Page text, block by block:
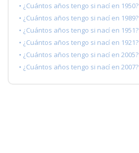
• ¿Cuántos años tengo si nací en 1950?
• ¿Cuántos años tengo si nací en 1989?
• ¿Cuántos años tengo si nací en 1951?
• ¿Cuántos años tengo si nací en 1921?
• ¿Cuántos años tengo si nací en 2005?
• ¿Cuántos años tengo si nací en 2007?